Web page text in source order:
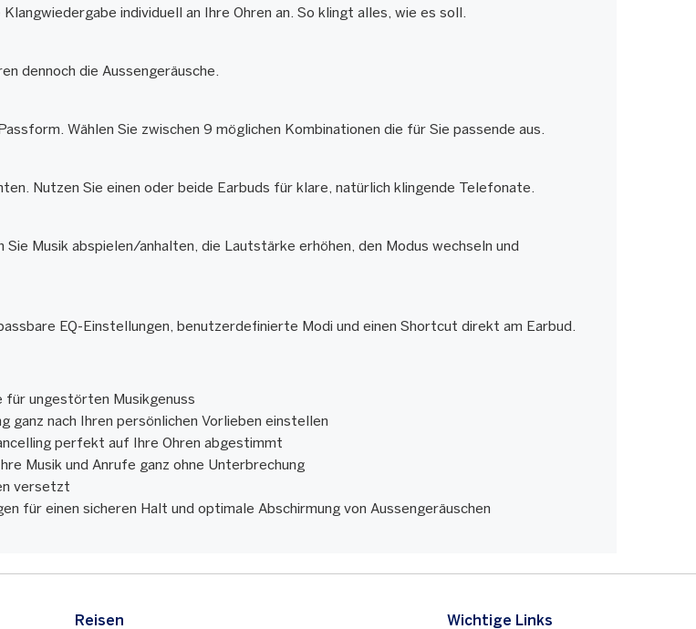
individuell an Ihre Ohren an. So klingt alles, wie es soll.
dennoch die Aussengeräusche.
Wählen Sie zwischen 9 möglichen Kombinationen die für Sie passende aus.
Nutzen Sie einen oder beide Earbuds für klare, natürlich klingende Telefonate.
Sie Musik abspielen/anhalten, die Lautstärke erhöhen, den Modus wechseln und
EQ-Einstellungen, benutzerdefinierte Modi und einen Shortcut direkt am Earbud.
für ungestörten Musikgenuss
ganz nach Ihren persönlichen Vorlieben einstellen
perfekt auf Ihre Ohren abgestimmt
Musik und Anrufe ganz ohne Unterbrechung
versetzt
für einen sicheren Halt und optimale Abschirmung von Aussengeräuschen
Reisen Wichtige Links